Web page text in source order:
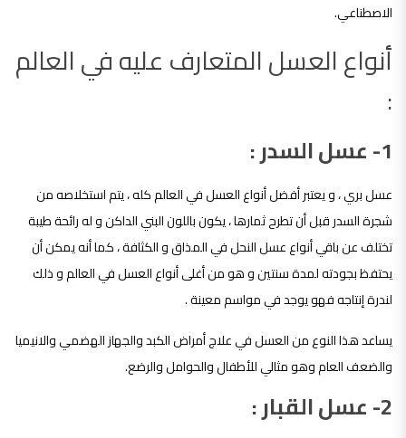
الاصطناعي.
أنواع العسل المتعارف عليه في العالم
:
1- عسل السدر :
عسل بري ، و يعتبر أفضل أنواع العسل في العالم كله ، يتم استخلاصه من
شجرة السدر قبل أن تطرح ثمارها ، يكون باللون البني الداكن و له رائحة طيبة
تختلف عن باقي أنواع عسل النحل في المذاق و الكثافة ، كما أنه يمكن أن
يحتفظ بجودته لمدة سنتين و هو من أغلى أنواع العسل في العالم و ذلك
لندرة إنتاجه فهو يوجد في مواسم معينة .
يساعد هذا النوع من العسل في علاج أمراض الكبد والجهاز الهضمي والانيميا
والضعف العام وهو مثالي للأطفال والحوامل والرضع.
2- عسل القبار :